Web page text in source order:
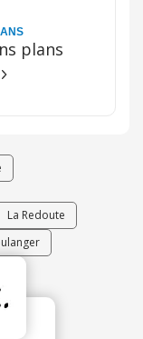
plans
La Redoute